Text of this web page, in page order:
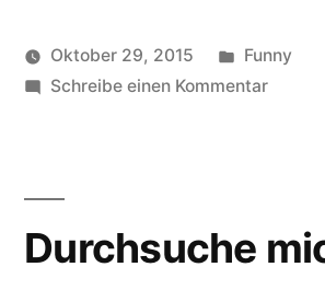
Veröffentlicht
soundbites
Oktober 29, 2015
in
Funny
Schreibe einen Kommentarzu
Durchsuche